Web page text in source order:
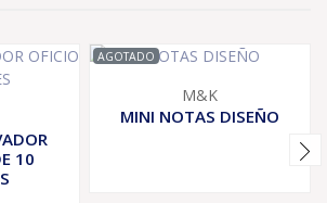
10
AGOTADO
M&K
MINI NOTAS DISEÑO